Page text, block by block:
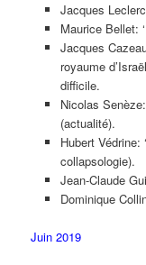
Jacques
Maurice Bellet:
Jacques
royaume
difficile.
Nicolas
(actualité).
Hubert Védrine:
collapsologie).
Jean-Claude
Dominique
Juin 2019